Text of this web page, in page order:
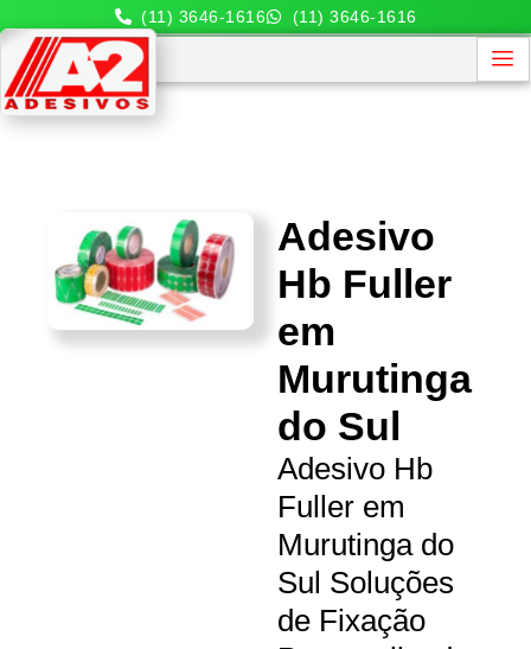
(11) 3646-1616 (11) 3646-1616
Adesivo
Hb Fuller
em
Murutinga
do Sul
Adesivo Hb
Fuller em
Murutinga do
Sul Soluções
de Fixação